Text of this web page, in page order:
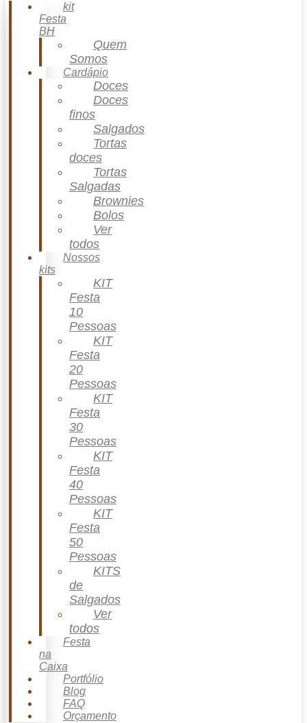
kit
Festa
BH
Quem
Somos
Cardápio
Doces
Doces
finos
Salgados
Tortas
doces
Tortas
Salgadas
Brownies
Bolos
Ver
todos
Nossos
kits
KIT
Festa
10
Pessoas
KIT
Festa
20
Pessoas
KIT
Festa
30
Pessoas
KIT
Festa
40
Pessoas
KIT
Festa
50
Pessoas
KITS
de
Salgados
Ver
todos
Festa
na
Caixa
Portfólio
Blog
FAQ
Orçamento